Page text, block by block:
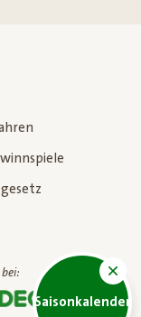
Saisonkalender